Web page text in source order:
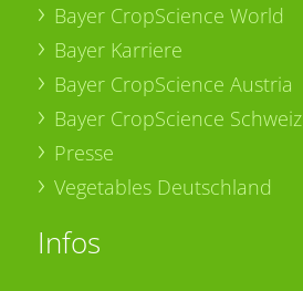
Bayer CropScience World
Bayer Karriere
Bayer CropScience Austria
Bayer CropScience Schweiz
Presse
Vegetables Deutschland
Infos